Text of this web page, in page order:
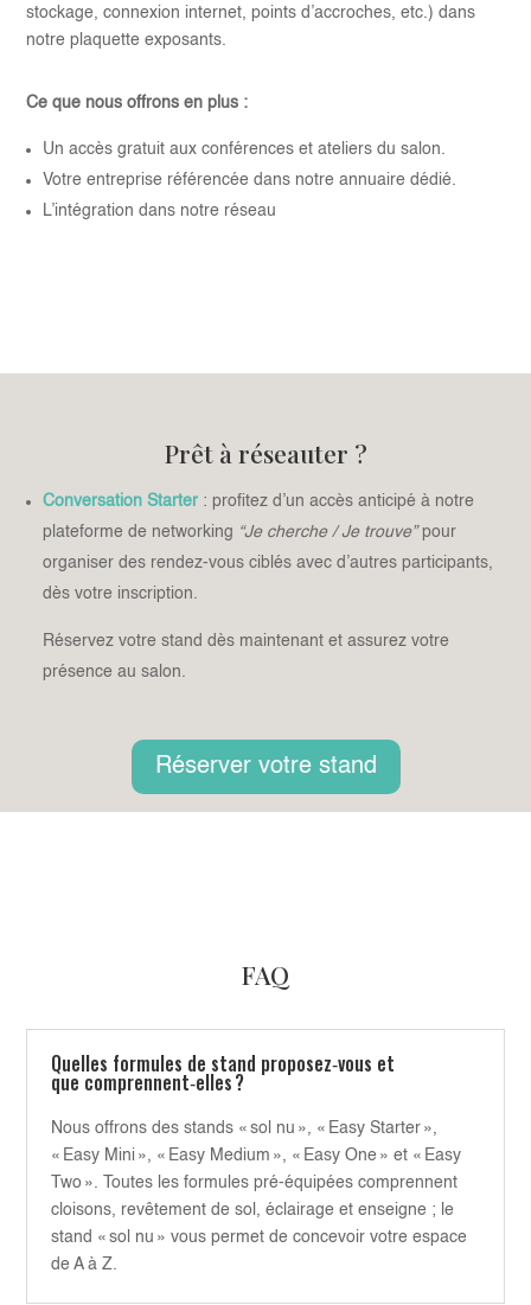
stockage, connexion internet, points d’accroches, etc.) dans
notre plaquette exposants.
Ce que nous offrons en plus :
Un accès gratuit aux conférences et ateliers du salon.
Votre entreprise référencée dans notre annuaire dédié.
L’intégration dans notre réseau
Prêt à réseauter ?
Conversation Starter : profitez d’un accès anticipé à notre
plateforme de networking “Je cherche / Je trouve”pour
organiser des rendez-vous ciblés avec d’autres participants,
dès votre inscription.
Réservez votre stand dès maintenant et assurez votre
présence au salon.
Réserver votre stand
FAQ
Quelles formules de stand proposez‑vous et
que comprennent‑elles ?
Nous offrons des stands « sol nu », « Easy Starter »,
« Easy Mini », « Easy Medium », « Easy One » et « Easy
Two ». Toutes les formules pré‑équipées comprennent
cloisons, revêtement de sol, éclairage et enseigne ; le
stand « sol nu » vous permet de concevoir votre espace
de A à Z.